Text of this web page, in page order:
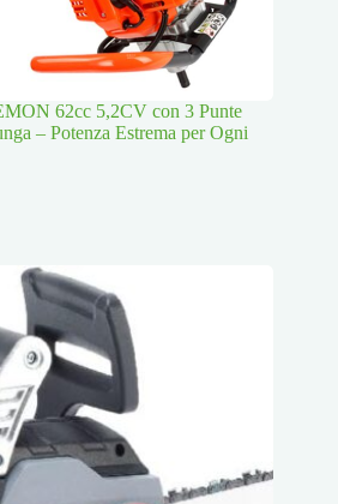
62cc 5,2CV con 3 Punte
– Potenza Estrema per Ogni